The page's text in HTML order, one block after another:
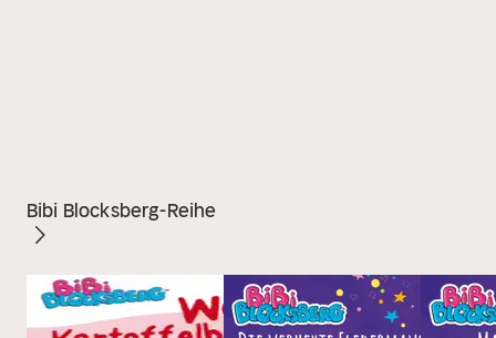
Bibi Blocksberg-Reihe